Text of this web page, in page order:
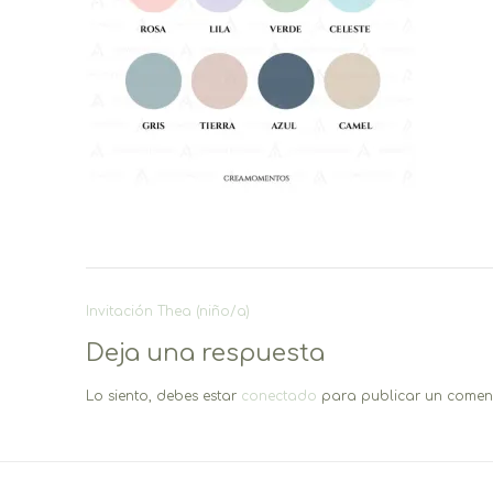
Navegación
entradas
Invitación Thea (niño/a)
Deja una respuesta
Lo siento, debes estar conectado para publicar un